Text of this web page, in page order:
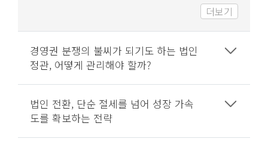
더보기
경영권 분쟁의 불씨가 되기도 하는 법인
정관, 어떻게 관리해야 할까?
법인 전환, 단순 절세를 넘어 성장 가속
도를 확보하는 전략